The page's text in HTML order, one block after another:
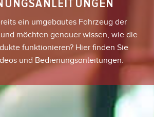
ein umgebautes Fahrzeug der
möchten genauer wissen, wie die
funktionieren? Hier finden Sie
und Bedienungsanleitungen.